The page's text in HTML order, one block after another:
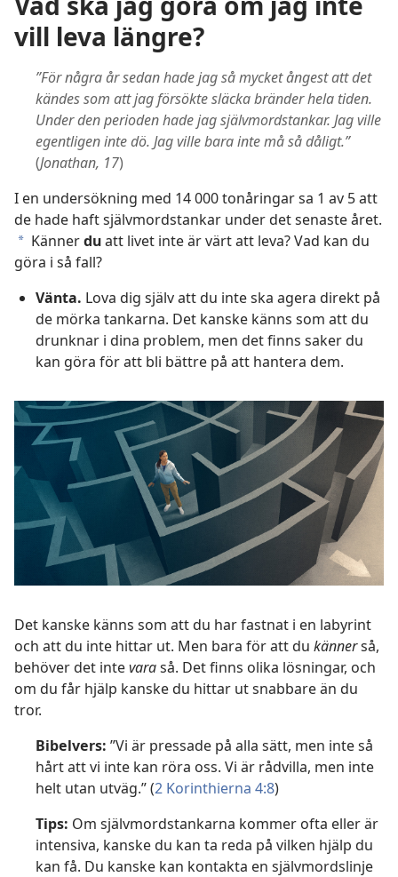
vill leva längre?
”För några år sedan hade jag så mycket ångest att det
kändes som att jag försökte släcka bränder hela tiden.
Under den perioden hade jag självmordstankar. Jag ville
egentligen inte dö. Jag ville bara inte må så dåligt.”
(Jonathan, 17)
I en undersökning med 14 000 tonåringar sa 1 av 5 att
de hade haft självmordstankar under det senaste året.
a Kännerduatt livet inte är värt att leva? Vad kan du
göra i så fall?
Vänta. Lova dig själv att du inte ska agera direkt på
de mörka tankarna. Det kanske känns som att du
drunknar i dina problem, men det finns saker du
kan göra för att bli bättre på att hantera dem.
Det kanske känns som att du har fastnat i en labyrint
och att du inte hittar ut. Men bara för att du kännerså,
behöver det intevaraså. Det finns olika lösningar, och
om du får hjälp kanske du hittar ut snabbare än du
tror.
Bibelvers: ”Vi är pressade på alla sätt, men inte så
hårt att vi inte kan röra oss. Vi är rådvilla, men inte
helt utan utväg.” (2 Korinthierna 4:8)
Tips: Om självmordstankarna kommer ofta eller är
intensiva, kanske du kan ta reda på vilken hjälp du
kan få. Du kanske kan kontakta en självmordslinje